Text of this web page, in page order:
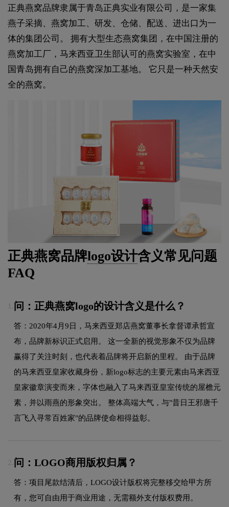
正典燕窝品牌隶属于青岛正典实业有限公司，是一家集
燕子采摘、燕窝加工、研发、仓储、配送、进出口为一
体的集团公司。 拥有大型生态燕窝集团，在中国注册的
燕窝加工厂，马来西亚卫生部认可的燕窝实验室，在中
国青岛拥有自己的燕窝深加工基地。 它只是一种天然安
全的燕窝。
正典燕窝品牌logo设计含义常见问题
FAQ
问：正典燕窝logo的设计含义是什么？
答：2020年4月9日，马来西亚郑店燕窝董事长拿督谭承哲宣
布，品牌新标识正式启用。 这一全新的视觉形象不仅为品牌
赢得了关注时刻，也代表着品牌将开启新的里程。 由于品牌
的马来西亚皇家收藏身份，新logo标志的主要元素由马来西亚
皇家徽章演变而来，字体也融入了马来西亚皇室传统的屋檐元
素，并以雨燕的形象突出。 整体高端大气，与"昔日王邪唐千
言飞入寻常百姓家"的品牌使命相得益彰。
2. 问：LOGO商用版权归属？
答：项目尾款结清后，LOGO设计版权将完整移交给甲方所
有，您可自由用于商业用途，无需额外支付版权费用。